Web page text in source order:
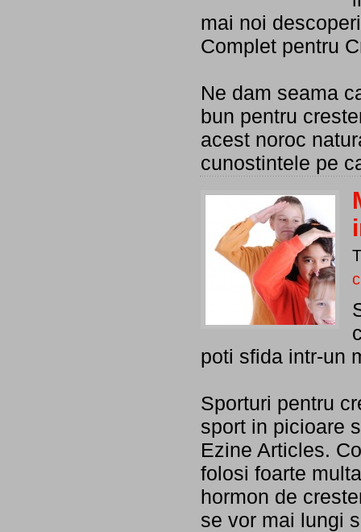
mai noi
Complet pentru
Ne dam seama
bun pentru
acest noroc
cunostintele pe
poti sfida intr-un
Sporturi pentru
sport in picioare
Ezine Articles.
folosi foarte
hormon de
se vor mai lungi